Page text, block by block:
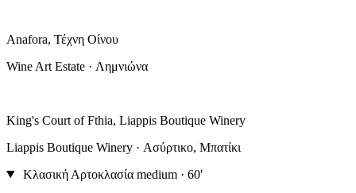
Anafora, Τέχνη Οίνου
Wine Art Estate · Λημνιώνα
King's Court of Fthia, Liappis Boutique Winery
Liappis Boutique Winery · Ασύρτικο, Μπατίκι
Κλασική Αρτοκλασία medium · 60′